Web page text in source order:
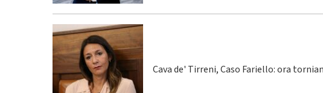
Cava de' Tirreni, Caso Fariello: ora